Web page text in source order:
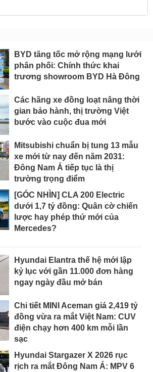
BYD tăng tốc mở rộng mạng lưới
phân phối: Chính thức khai
trương showroom BYD Hà Đông
Các hãng xe đồng loạt nâng thời
gian bảo hành, thị trường Việt
bước vào cuộc đua mới
Mitsubishi chuẩn bị tung 13 mẫu
xe mới từ nay đến năm 2031:
Đông Nam Á tiếp tục là thị
trường trọng điểm
[GÓC NHÌN] CLA 200 Electric
dưới 1,7 tỷ đồng: Quân cờ chiến
lược hay phép thử mới của
Mercedes?
Hyundai Elantra thế hệ mới lập
kỷ lục với gần 11.000 đơn hàng
ngay ngày đầu mở bán
Chi tiết MINI Aceman giá 2,419 tỷ
đồng vừa ra mắt Việt Nam: CUV
điện chạy hơn 400 km mỗi lần
sạc
Hyundai Stargazer X 2026 rục
rịch ra mắt Đông Nam Á: MPV 6